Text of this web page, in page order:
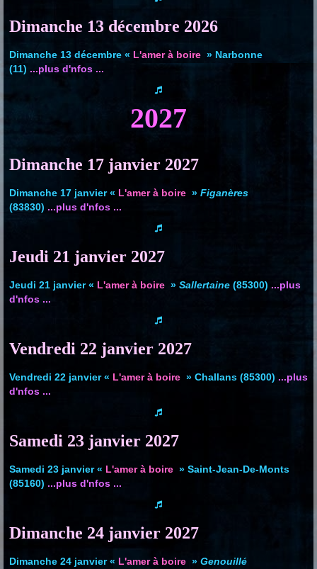
Dimanche 13 décembre 2026
Dimanche 13 décembre « L'amer à boire » Narbonne
(11) ...plus d'nfos ...
2027
Dimanche 17 janvier 2027
Dimanche 17 janvier « L'amer à boire » Figanères
(83830) ...plus d'nfos ...
Jeudi 21 janvier 2027
Jeudi 21 janvier « L'amer à boire » Sallertaine (85300) ...plus
d'nfos ...
Vendredi 22 janvier 2027
Vendredi 22 janvier « L'amer à boire » Challans (85300) ...plus
d'nfos ...
Samedi 23 janvier 2027
Samedi 23 janvier « L'amer à boire » Saint-Jean-De-Monts
(85160) ...plus d'nfos ...
Dimanche 24 janvier 2027
Dimanche 24 janvier « L'amer à boire » Genouillé